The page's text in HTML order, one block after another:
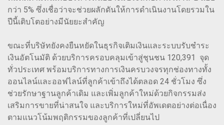
กว่า 5% ซึ่งเชื่อว่าจะช่วยผลักดันให้การดำเนินงานโดยรวมใน
ปีนี้เติบโตอย่างมีนัยยะสำคัญ
ขณะที่บริษัทยังคงยืนหยัดในธุรกิจเติมเงินและระบบรับชำระ
เงินอัตโนมัติ ด้วยบริการครอบคลุมเข้าสู่ชุนชน 120,391 จุด
ทั่วประเทศ พร้อมบริการทางการเงินครบวงจรทุกช่องทางทั้ง
ออนไลน์และออฟไลน์ที่ลูกค้าเข้าถึงได้ตลอด 24 ชั่วโมง ซึ่ง
ช่วยรักษาฐานลูกค้าเดิม และเพิ่มลูกค้าใหม่ด้วยกิจกรรมส่ง
เสริมการขายที่น่าสนใจ และบริการใหม่ที่อัพเดตอย่างต่อเนื่อง
ตามแนวโน้มพฤติกรรมของลูกค้าที่เปลี่ยนไป